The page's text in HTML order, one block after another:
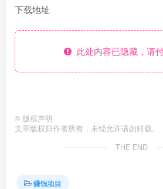
下载地址
此处内容已隐藏，请
© 版权声明
文章版权归作者所有，未经允许请勿转载。
THE END
赚钱项目